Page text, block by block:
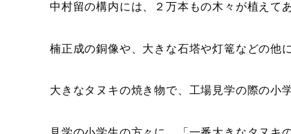
中村留の構内には、２万本もの木々が植えて
楠正成の銅像や、大きな石塔や灯篭などの他
大きなタヌキの焼き物で、工場見学の際の小